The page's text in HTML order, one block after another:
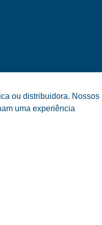
ou distribuidora. Nossos
uma experiência